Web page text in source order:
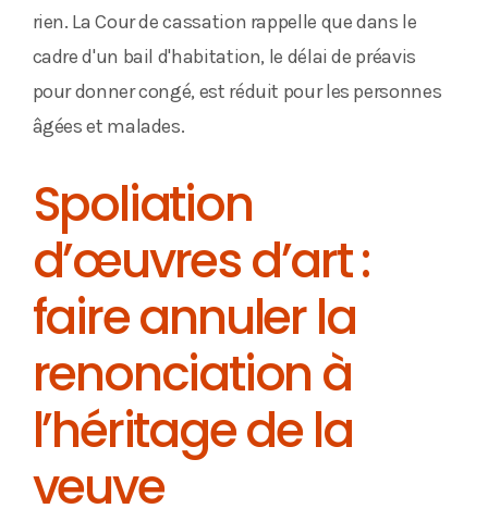
rien. La Cour de cassation rappelle que dans le
cadre d'un bail d'habitation, le délai de préavis
pour donner congé, est réduit pour les personnes
âgées et malades.
Spoliation
d’œuvres d’art :
faire annuler la
renonciation à
l’héritage de la
veuve